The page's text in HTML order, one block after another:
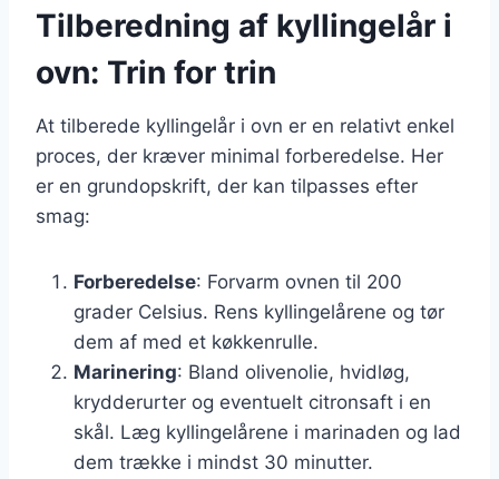
Tilberedning af kyllingelår i
ovn: Trin for trin
At tilberede kyllingelår i ovn er en relativt enkel
proces, der kræver minimal forberedelse. Her
er en grundopskrift, der kan tilpasses efter
smag:
Forberedelse: Forvarm ovnen til 200
grader Celsius. Rens kyllingelårene og tør
dem af med et køkkenrulle.
Marinering: Bland olivenolie, hvidløg,
krydderurter og eventuelt citronsaft i en
skål. Læg kyllingelårene i marinaden og lad
dem trække i mindst 30 minutter.